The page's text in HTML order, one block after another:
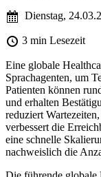
Dienstag,
3 min Lesezeit
Eine globale
Sprachagenten, um
Patienten können
und erhalten
reduziert
verbessert die
eine schnelle
nachweislich die